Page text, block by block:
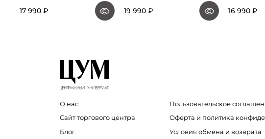
17 990 ₽
19 990 ₽ 16 990 ₽
О нас
Сайт торгового центра
Блог
Пользовательское
Оферта и политика
Условия обмена и возврата